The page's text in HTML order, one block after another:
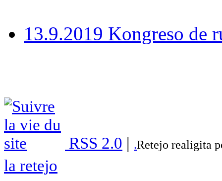
13.9.2019 Kongreso de
RSS 2.0 | .Retejo realigita
la retejo